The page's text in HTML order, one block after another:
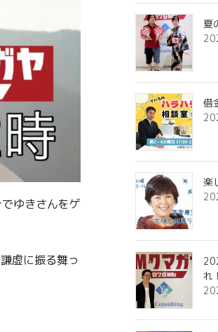
ゆきさんをゲ
虚に振る舞っ
夏
借
楽
れ